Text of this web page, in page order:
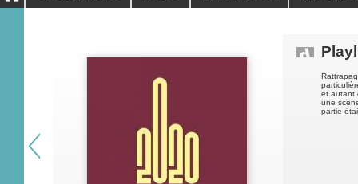
et autant
une
partie